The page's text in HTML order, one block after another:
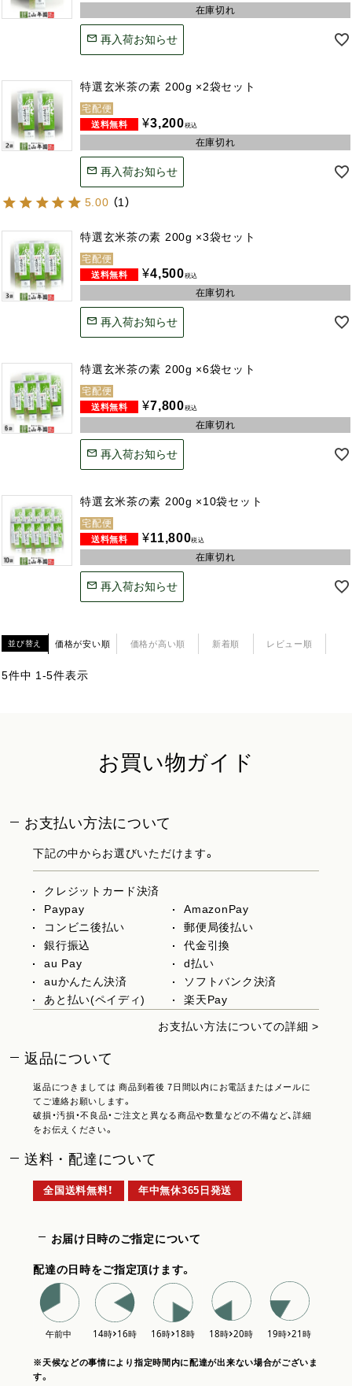
在庫切れ
再入荷お知らせ
特選玄米茶の素 200g ×2袋セット
宅配便
¥3,200税込
在庫切れ
再入荷お知らせ
5.00 （1 ）
特選玄米茶の素 200g ×3袋セット
宅配便
¥4,500税込
在庫切れ
再入荷お知らせ
特選玄米茶の素 200g ×6袋セット
宅配便
¥7,800税込
在庫切れ
再入荷お知らせ
特選玄米茶の素 200g ×10袋セット
宅配便
¥11,800税込
在庫切れ
再入荷お知らせ
並び替え 価格が安い順 価格が高い順 新着順 レビュー順
5件中 1 -5件表示
お買い物ガイド
お支払い方法について
下記の中からお選びいただけます。
クレジットカード決済
Paypay
AmazonPay
コンビニ後払い
郵便局後払い
銀行振込
代金引換
au Pay
d払い
auかんたん決済
ソフトバンク決済
あと払い(ペイディ)
楽天Pay
お支払い方法についての詳細 >
返品について
返品につきましては 商品到着後 7日間以内にお電話またはメールに
てご連絡お願いします。
破損・汚損・不良品・ご注文と異なる商品や数量などの不備など、詳細
をお伝えください。
送料・配達について
全国送料無料！ 年中無休365日発送
お届け日時のご指定について
配達の日時をご指定頂けます。
※天候などの事情により指定時間内に配達が出来ない場合がございま
す。